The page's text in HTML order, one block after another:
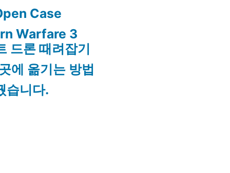
Case
Warfare 3
드론 때려잡기
에 옮기는 방법
습니다.